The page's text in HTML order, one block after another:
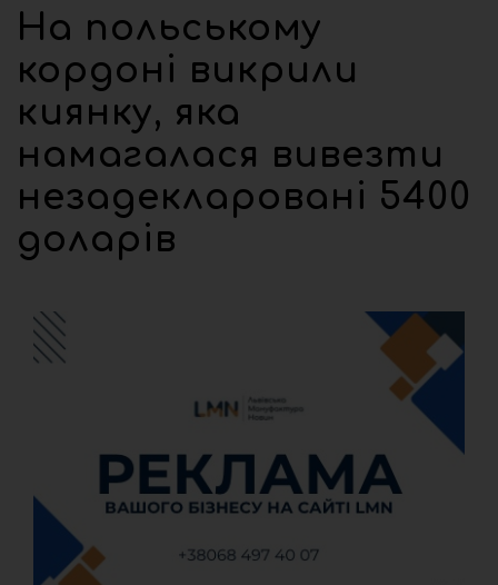
На польському
кордоні викрили
киянку, яка
намагалася вивезти
незадекларовані 5400
доларів